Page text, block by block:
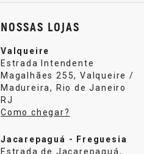
NOSSAS LOJAS
Valqueire
Estrada Intendente
Magalhães 255, Valqueire /
Madureira, Rio de Janeiro
RJ
Como chegar?
Jacarepaguá - Freguesia
Estrada de Jacarepaguá,